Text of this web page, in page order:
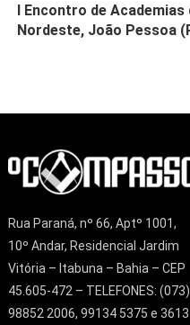
I Encontro de
Nordeste, João Pessoa
Rua Paraná, nº 66, Aptº 1001,
10º Andar, Residencial Jardim
Vitória – Itabuna – Bahia – CEP
45.605-472 – TELEFONES: (073)
98852 2006, 99134 5375 e 3613